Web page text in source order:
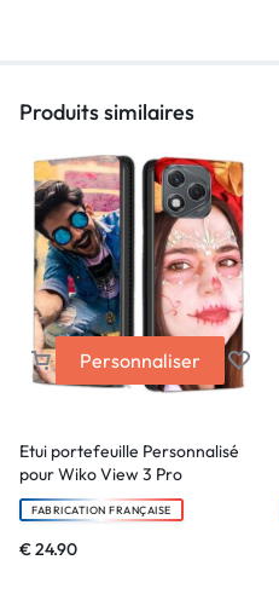
Produits similaires
Personnaliser
Etui portefeuille Personnalisé
pour Wiko View 3 Pro
FABRICATION FRANÇAISE
€24.90